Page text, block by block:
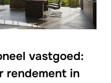
vastgoed:
rendement in